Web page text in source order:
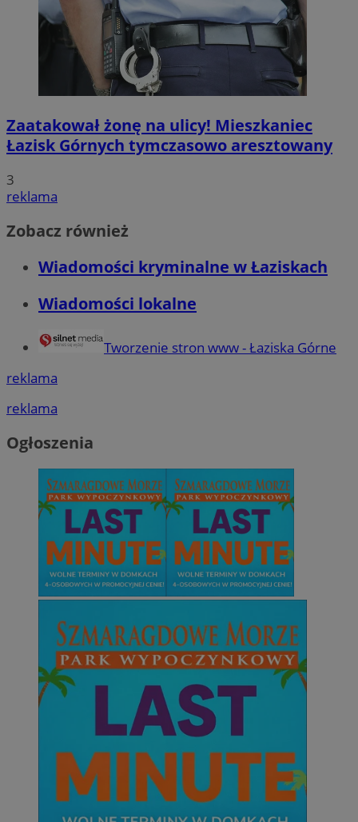
Zaatakował żonę na ulicy! Mieszkaniec
Łazisk Górnych tymczasowo aresztowany
3
reklama
Zobacz również
Wiadomości kryminalne w Łaziskach
Wiadomości lokalne
Tworzenie stron www - Łaziska Górne
reklama
reklama
Ogłoszenia